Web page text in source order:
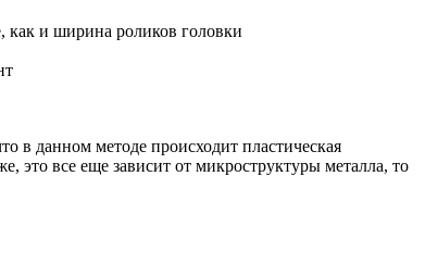
как и ширина роликов головки
в данном методе происходит пластическая
это все еще зависит от микроструктуры металла, то